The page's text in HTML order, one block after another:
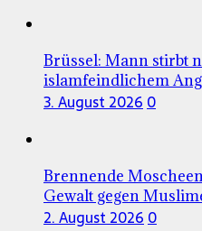
Brüssel: Mann stirbt
islamfeindlichem
3. August 20260
Brennende
Gewalt gegen
2. August 20260